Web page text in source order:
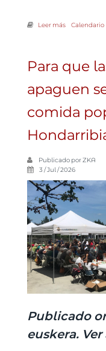
Leer mássobre
Calendario
Para que
apaguen
comida
Publicado porZKA
3 / Jul / 2026
Publicado
euskera.